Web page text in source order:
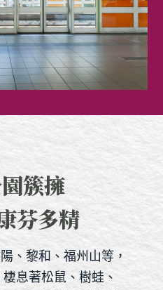
簇擁
芬多精
、黎和、福州山等，
息著松鼠、樹蛙、